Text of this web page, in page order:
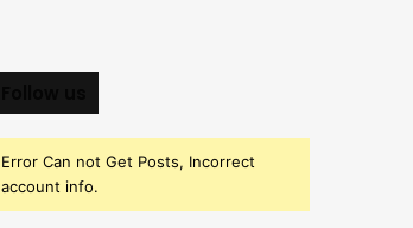
Error Can not Get Posts, Incorrect
account info.